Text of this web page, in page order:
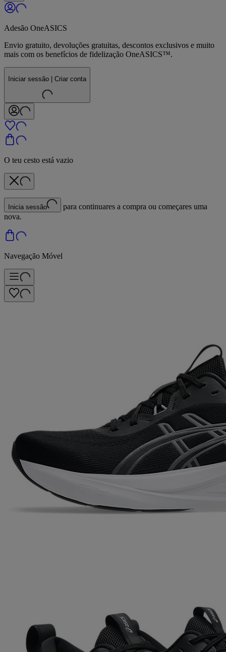
Adesão OneASICS
Envio gratuito, devoluções gratuitas, descontos exclusivos e muito
mais com os benefícios de fidelização OneASICS™.
Iniciar sessão | Criar conta
O teu cesto está vazio
Inicia sessão
para continuares a compra ou começares uma
nova.
Navegação Móvel